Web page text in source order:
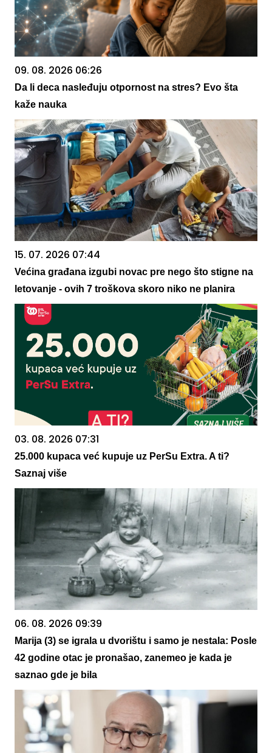
09. 08. 2026 06:26
Da li deca nasleđuju otpornost na stres? Evo šta
kaže nauka
15. 07. 2026 07:44
Većina građana izgubi novac pre nego što stigne na
letovanje - ovih 7 troškova skoro niko ne planira
03. 08. 2026 07:31
25.000 kupaca već kupuje uz PerSu Extra. A ti?
Saznaj više
06. 08. 2026 09:39
Marija (3) se igrala u dvorištu i samo je nestala: Posle
42 godine otac je pronašao, zanemeo je kada je
saznao gde je bila